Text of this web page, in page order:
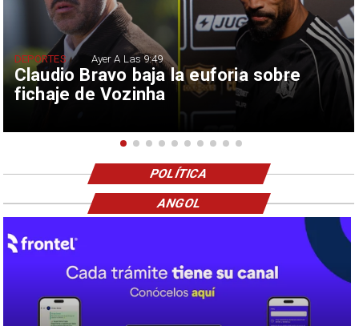
Claudio Bravo baja la euforia sobre
fichaje de Vozinha
DEPORTES Ayer A Las 9:49
POLÍTICA
ANGOL